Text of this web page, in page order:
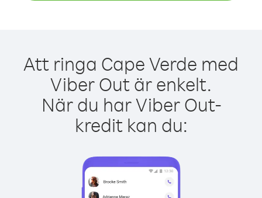
Att ringa Cape Verde med
Viber Out är enkelt.
När du har Viber Out-
kredit kan du: